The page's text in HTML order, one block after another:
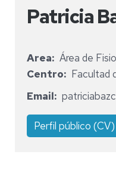
Patricia
Area
Área de
Centro
Facultad
Email
Perfil público (CV)